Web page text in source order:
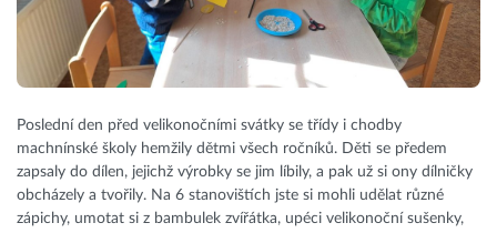
Poslední den před velikonočními svátky se třídy i chodby
machnínské školy hemžily dětmi všech ročníků. Děti se předem
zapsaly do dílen, jejichž výrobky se jim líbily, a pak už si ony dílničky
obcházely a tvořily. Na 6 stanovištích jste si mohli udělat různé
zápichy, umotat si z bambulek zvířátka, upéci velikonoční sušenky,